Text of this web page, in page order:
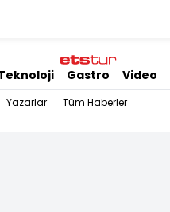
Gastro Video
Yazarlar Tüm Haberler